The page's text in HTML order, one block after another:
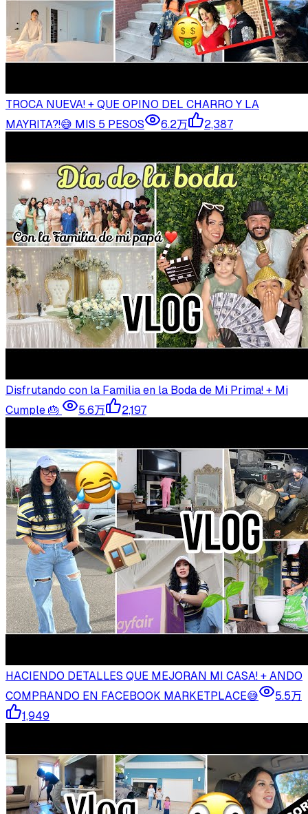
TROCA NUEVA! + QUE OPINO DEL CHARRO Y LA
MAYRITA?!😅 MIS 5 PESOS
6.2万 2,387
Disfrutando con la Familia en la Boda de Mi Prima! + Mi
Cumple 🎂
5.6万 2,197
HACIENDO DETALLES QUE MEJORAN MI CASA! + ANDO
COMPRANDO EN FACEBOOK MARKETPLACE😅
5.5万
1,949